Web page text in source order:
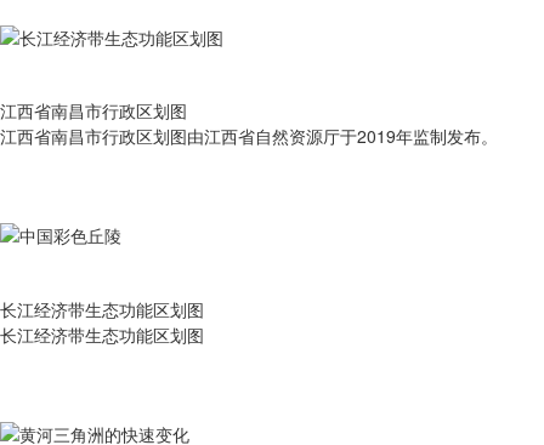
江西省南昌市行政区划图
江西省南昌市行政区划图由江西省自然资源厅于2019年监制发布。
长江经济带生态功能区划图
长江经济带生态功能区划图